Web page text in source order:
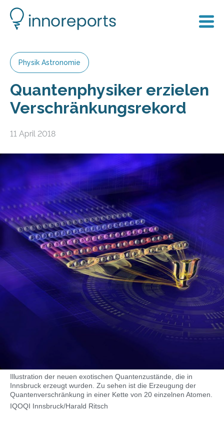
Physik Astronomie
Quantenphysiker erzielen
Verschränkungsrekord
11 April 2018
Illustration der neuen exotischen Quantenzustände, die in
Innsbruck erzeugt wurden. Zu sehen ist die Erzeugung der
Quantenverschränkung in einer Kette von 20 einzelnen Atomen.
IQOQI Innsbruck/Harald Ritsch